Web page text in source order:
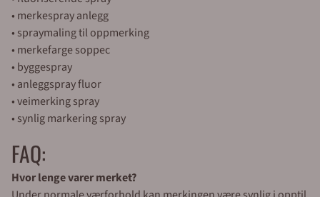
• merkespray anlegg
• spraymaling til oppmerking
• merkefarge soppec
• byggespray
• anleggspray fluor
• veimerking spray
• synlig markering spray
FAQ:
Hvor lenge varer merket?